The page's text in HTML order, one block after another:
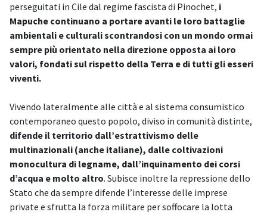
perseguitati in Cile dal regime fascista di Pinochet, i
Mapuche continuano a portare avanti le loro battaglie
ambientali e culturali scontrandosi con un mondo ormai
sempre più orientato nella direzione opposta ai loro
valori, fondati sul rispetto della Terra e di tutti gli esseri
viventi.
Vivendo lateralmente alle città e al sistema consumistico
contemporaneo questo popolo, diviso in comunità distinte,
difende il territorio dall’estrattivismo delle
multinazionali (anche italiane), dalle coltivazioni
monocultura di legname, dall’inquinamento dei corsi
d’acqua e molto altro. Subisce inoltre la repressione dello
Stato che da sempre difende l’interesse delle imprese
private e sfrutta la forza militare per soffocare la lotta